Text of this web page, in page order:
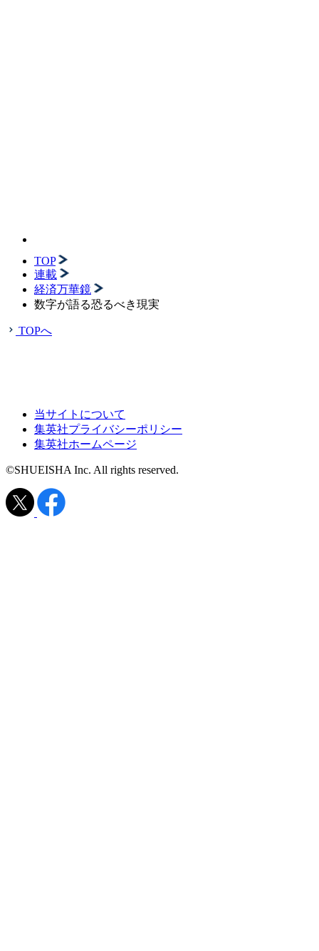
TOP
連載
経済万華鏡
数字が語る恐るべき現実
TOPへ
当サイトについて
集英社プライバシーポリシー
集英社ホームページ
©SHUEISHA Inc. All rights reserved.